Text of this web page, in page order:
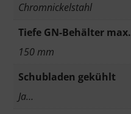
Chromnickelstahl
Tiefe GN-Behälter max.
150 mm
Schubladen gekühlt
Ja…